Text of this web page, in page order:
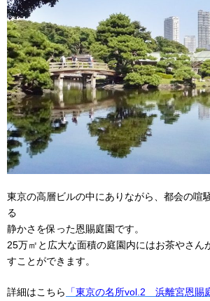
東京の高層ビルの中にありながら、都会の喧
る
静かさを保った恩賜庭園です。
25万㎡と広大な面積の庭園内にはお茶やさん
すことができます。
詳細はこちら 「東京の名所vol.2 浜離宮恩賜